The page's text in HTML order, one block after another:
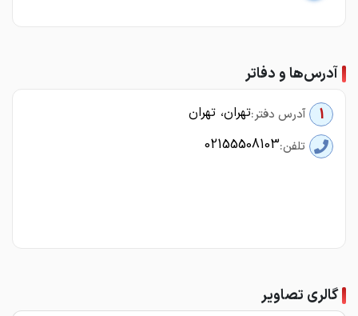
آدرس‌ها و دفاتر
1
آدرس دفتر:تهران، تهران
تلفن:02155508103
گالری تصاویر